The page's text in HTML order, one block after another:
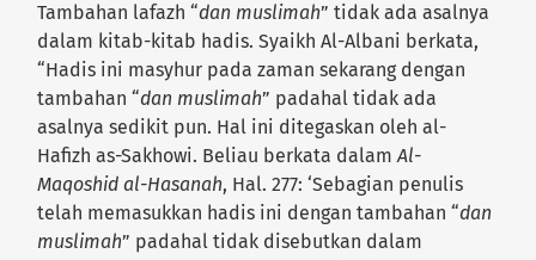
Tambahan lafazh “dan muslimah” tidak ada asalnya
dalam kitab-kitab hadis. Syaikh Al-Albani berkata,
“Hadis ini masyhur pada zaman sekarang dengan
tambahan “dan muslimah” padahal tidak ada
asalnya sedikit pun. Hal ini ditegaskan oleh al-
Hafizh as-Sakhowi. Beliau berkata dalamAl-
Maqoshid al-Hasanah, Hal. 277: ‘Sebagian penulis
telah memasukkan hadis ini dengan tambahan “dan
muslimah” padahal tidak disebutkan dalam